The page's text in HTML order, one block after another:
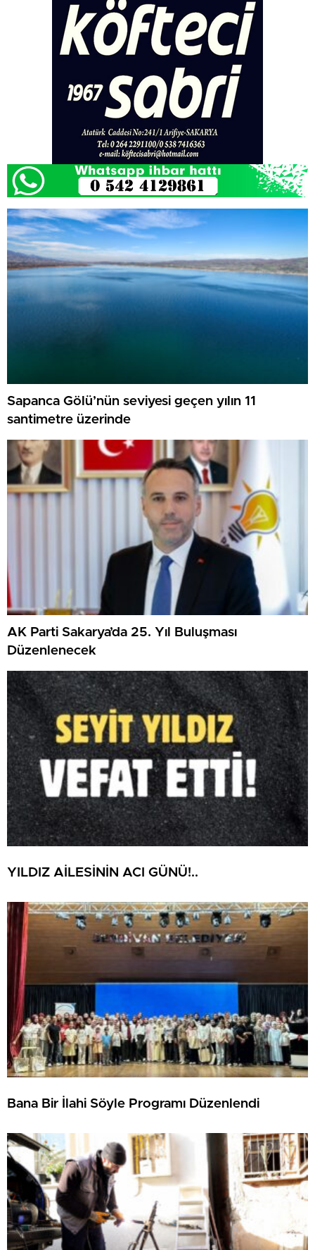
Sapanca Gölü’nün seviyesi geçen yılın 11
santimetre üzerinde
AK Parti Sakarya’da 25. Yıl Buluşması
Düzenlenecek
YILDIZ AİLESİNİN ACI GÜNÜ!..
Bana Bir İlahi Söyle Programı Düzenlendi